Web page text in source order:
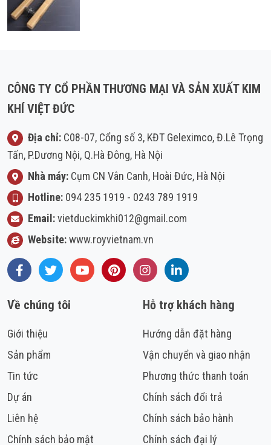
CÔNG TY CỔ PHẦN THƯƠNG MẠI VÀ SẢN XUẤT KIM
KHÍ VIỆT ĐỨC
Địa chỉ: C08-07, Cổng số 3, KĐT Geleximco, Đ.Lê Trọng
Tấn, P.Dương Nội, Q.Hà Đông, Hà Nội
Nhà máy: Cụm CN Vân Canh, Hoài Đức, Hà Nội
Hotline: 094 235 1919 - 0243 789 1919
Email:vietduckimkhi012@gmail.com
Website:www.royvietnam.vn
FacebookTwitterYoutubePinterestInstagramLinkedIn
Về chúng tôi
Giới thiệu
Sản phẩm
Tin tức
Dự án
Liên hệ
Chính sách bảo mật
Hỗ trợ khách hàng
Hướng dẫn đặt hàng
Vận chuyển và giao nhận
Phương thức thanh toán
Chính sách đổi trả
Chính sách bảo hành
Chính sách đại lý